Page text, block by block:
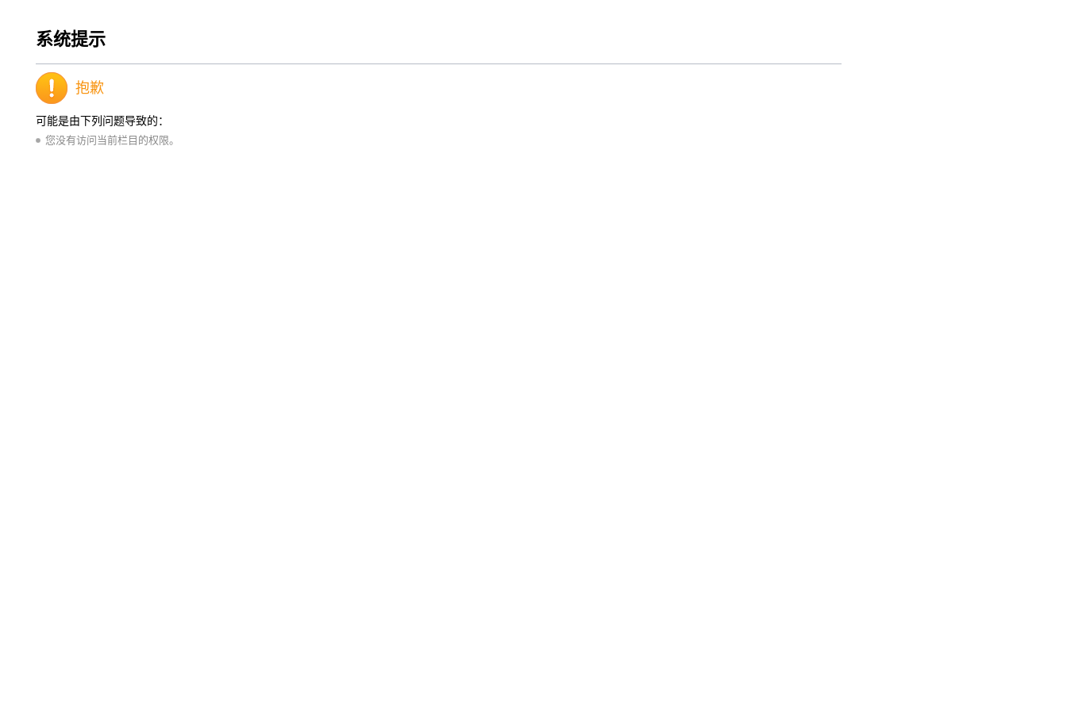
系统提示
抱歉
可能是由下列问题导致的：
您没有访问当前栏目的权限。